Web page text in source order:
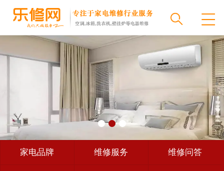
家电品牌 维修服务 维修问答